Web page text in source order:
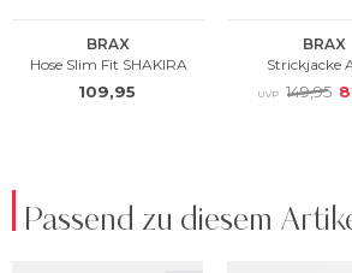
Passend zu diesem